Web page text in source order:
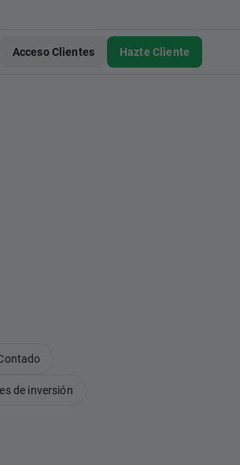
Acceso Clientes Hazte Cliente
de inversión